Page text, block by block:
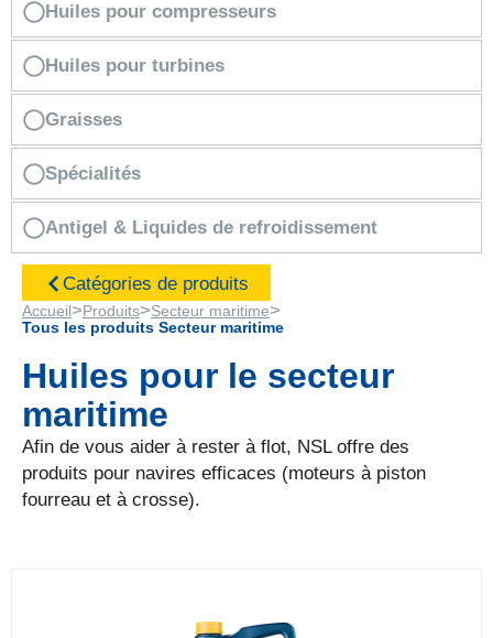
Huiles pour compresseurs
Huiles pour turbines
Graisses
Spécialités
Antigel & Liquides de refroidissement
Catégories de produits
Accueil>Produits>Secteur maritime>
Tous les produits Secteur maritime
Huiles pour le secteur
maritime
Afin de vous aider à rester à flot, NSL offre des
produits pour navires efficaces (moteurs à piston
fourreau et à crosse).